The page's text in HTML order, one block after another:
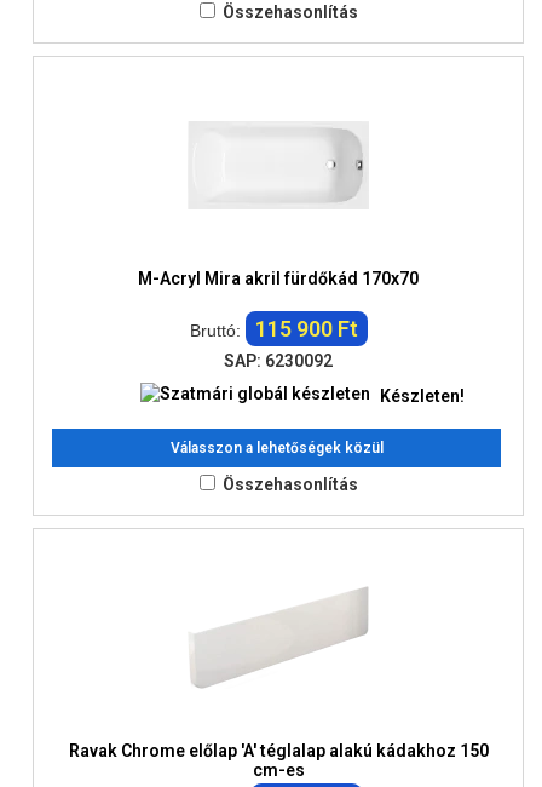
Összehasonlítás
M-Acryl Mira akril fürdőkád 170x70
Bruttó: 115 900 Ft
SAP: 6230092
Készleten!
Válasszon a lehetőségek közül
Összehasonlítás
Ravak Chrome előlap 'A' téglalap alakú kádakhoz 150
cm-es